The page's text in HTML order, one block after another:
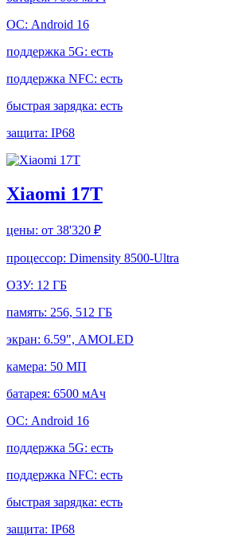
ОС: Android 16
поддержка 5G: есть
поддержка NFC: есть
быстрая зарядка: есть
защита: IP68
Xiaomi 17T
цены: от 38'320 ₽
процессор: Dimensity 8500-Ultra
ОЗУ: 12 ГБ
память: 256, 512 ГБ
экран: 6.59", AMOLED
камера: 50 МП
батарея: 6500 мАч
ОС: Android 16
поддержка 5G: есть
поддержка NFC: есть
быстрая зарядка: есть
защита: IP68